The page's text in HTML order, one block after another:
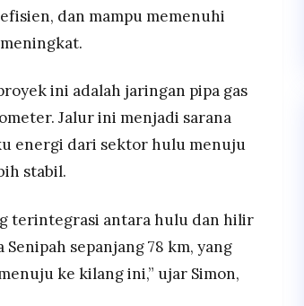
dan mampu memenuhi
ini adalah jaringan pipa gas
Jalur ini menjadi sarana
energi dari sektor hulu menuju
stabil.
terintegrasi antara hulu dan hilir
sepanjang 78 km, yang
ke kilang ini,” ujar Simon,